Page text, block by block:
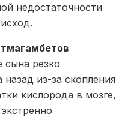
недостаточности
сына резко
из-за скопления
кислорода в мозге,